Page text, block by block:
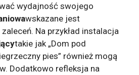
wydajność swojego
wskazane jest
Na przykład instalacja
takie jak „Dom pod
pies” również mogą
Dodatkowo refleksja na